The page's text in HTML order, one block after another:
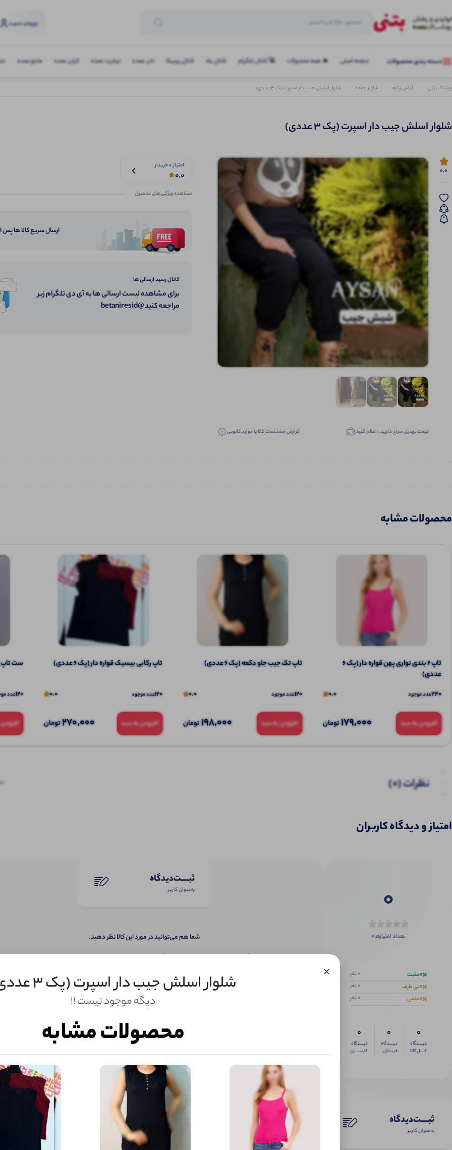
ورودو عضویت
دسته بندی محصولات صفحه اصلی 🔥 همه محصولات 🚀 کانال تلگرام کانال بله کانال روبیکا تاپ عمده تیشرت عمده کراپ عمده مانتو عمده
پوشاک بتنی لباس زنانه شلوار عمده شلوار اسلش جیب دار اسپرت (پک 3 عددی)
شلوار اسلش جیب دار اسپرت (پک 3 عددی)
0.0
قیمت بهتری سراغ دارید ، اعلام کنید گزارش مشخصات کالا یا موارد قانونی
امتیاز 0 خریدار
0.0
مشاهده ویژگی‌های محصول
ارسال سریع کالا ها
کانال رسید ارسالی ها
برای مشاهده لیست ارسالی ها به آی دی تلگرام زیر
مراجعه کنید @betaniresid
محصولات مشابه
تاپ ۲ بندی نواری پهن قواره دار (پک 6
عددی)
240عدد موجود 0.0
افزودن به سبد 179,000تومان
تاپ تک جیب جلو دکمه (پک 6 عددی)
120عدد موجود 0.0
افزودن به سبد 198,000تومان
تاپ رکابی بیسیک قواره دار (پک 6 عددی)
120عدد موجود 0.0
افزودن به سبد 270,000تومان
ست تاپ و
120عدد
نظرات (0)
امتیاز و دیدگاه کاربران
0
تعداد امتیازها0
0مثبت 0 نفر
0بی طرف 0 نفر
0منفی 0 نفر
0
دیــــدگاه
کــــل کالا
0
دیــــدگاه
خریداران
0
دیــــدگاه
کاربـــــران
ثبـــــت‌دیدگاه
به‌عنوان کاربر
ثبـــــت‌دیدگاه
به‌عنوان کاربر
شما هم می‌توانید در مورد این کالا نظر دهید.
اگر این محصول را قبلا خریده باشید، دیدگاه شما به عنوان خریدار ثبت خواهد شد. همچنین در صورت
× شلوار اسلش جیب دار اسپرت (پک 3 عددی)
دیگه موجود نیست !!
محصولات مشابه